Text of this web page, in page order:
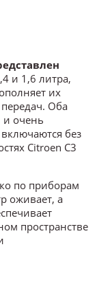
и 1,6 литра,
их
передач. Оба
и очень
без
Citroen C3
по приборам
оживает, а
пространстве